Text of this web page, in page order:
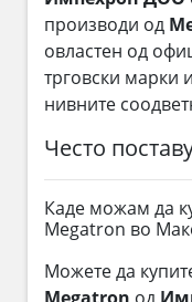
производи од
овластен од
трговски марки
нивните
Често
Каде можам да
Megatron во
Можете да
Megatron од